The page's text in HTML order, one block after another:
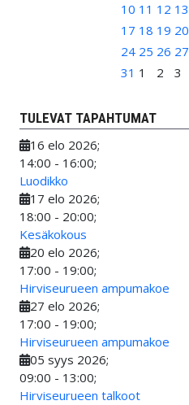
10 11 12 13
17 18 19 20
24 25 26 27
31 1 2 3
TULEVAT TAPAHTUMAT
16 elo 2026;
14:00 - 16:00;
Luodikko
17 elo 2026;
18:00 - 20:00;
Kesäkokous
20 elo 2026;
17:00 - 19:00;
Hirviseurueen ampumakoe
27 elo 2026;
17:00 - 19:00;
Hirviseurueen ampumakoe
05 syys 2026;
09:00 - 13:00;
Hirviseurueen talkoot